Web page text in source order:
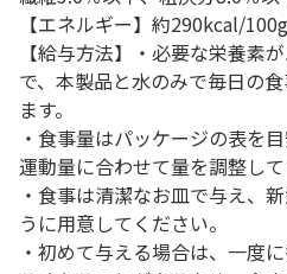
【エネルギー】約290kcal/100g
【給与方法】・必要な栄養素
で、本製品と水のみで毎日の
ます。
・食事量はパッケージの表を
運動量に合わせて量を調整して
・食事は清潔なお皿で与え、
うに用意してください。
・初めて与える場合は、一度